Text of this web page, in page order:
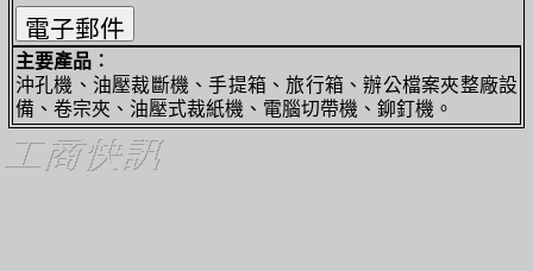
主要產品︰
沖孔機、油壓裁斷機、手提箱、旅行箱、辦公檔案夾整廠設
備、卷宗夾、油壓式裁紙機、電腦切帶機、鉚釘機。